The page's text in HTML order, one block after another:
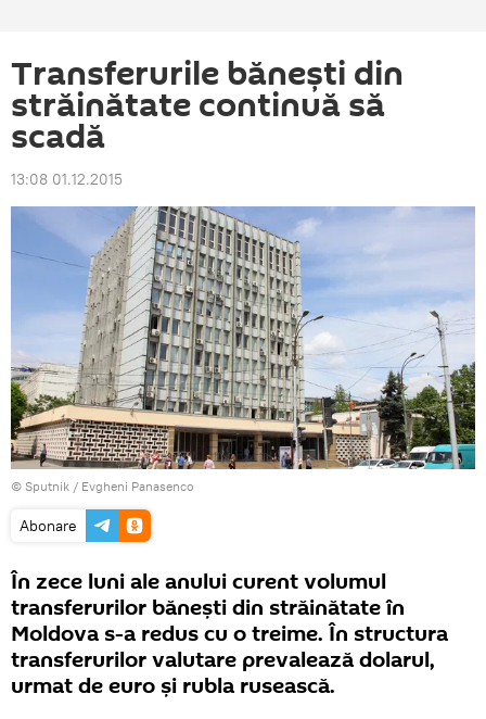
Transferurile bănești din
străinătate continuă să
scadă
13:08 01.12.2015
© Sputnik / Evgheni Panasenco
Abonare
În zece luni ale anului curent volumul
transferurilor bănești din străinătate în
Moldova s-a redus cu o treime. În structura
transferurilor valutare prevalează dolarul,
urmat de euro și rubla rusească.